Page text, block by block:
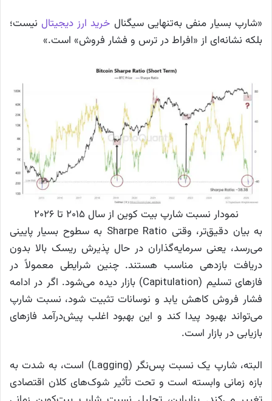
«شارپ بسیار منفی به‌تنهایی سیگنال خرید ارز دیجیتالنیست؛
بلکه نشانه‌ای از «افراط در ترس و فشار فروش» است.»
نمودار نسبت شارپ بیت کوین از سال ۲۰۱۵ تا ۲۰۲۶
به بیان دقیق‌تر، وقتی Sharpe Ratio به سطوح بسیار پایینی
می‌رسد، یعنی سرمایه‌گذاران در حال پذیرش ریسک بالا بدون
دریافت بازدهی مناسب هستند. چنین شرایطی معمولاً در
فازهای تسلیم (Capitulation) بازار دیده می‌شود. اگر در ادامه
فشار فروش کاهش یابد و نوسانات تثبیت شود، نسبت شارپ
می‌تواند بهبود پیدا کند و این بهبود اغلب پیش‌درآمد فازهای
بازیابی در بازار است.
البته، شارپ یک نسبت پس‌نگر (Lagging) است، به شدت به
بازه زمانی وابسته است و تحت تأثیر شوک‌های کلان اقتصادی